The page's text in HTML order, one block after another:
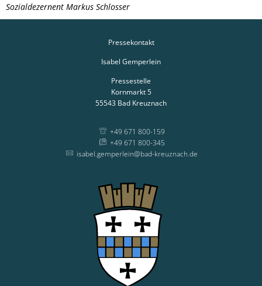
Sozialdezernent Markus Schlosser
Pressekontakt
Isabel Gemperlein
Pressestelle
Kornmarkt 5
55543 Bad Kreuznach
+49 671 800-159
+49 671 800-345
isabel.gemperlein@bad-kreuznach.de